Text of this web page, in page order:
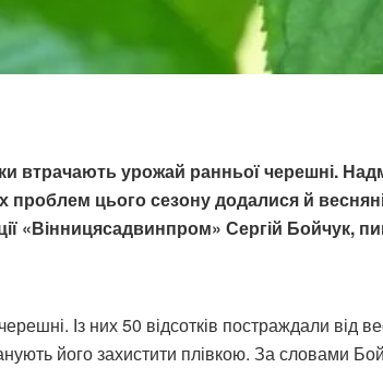
втрачають урожай ранньої черешні.
цього сезону додалися й
«Вінницясадвинпром» Сергій Бойчук,
Із них 50 відсотків постраждали від
його захистити плівкою. За словами